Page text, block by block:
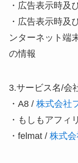
・広告表示時及
・広告表示時及
ンターネット端
の情報
3.サービス名/会
・A8 / 株式会社
・もしもアフィ
・felmat / 株式